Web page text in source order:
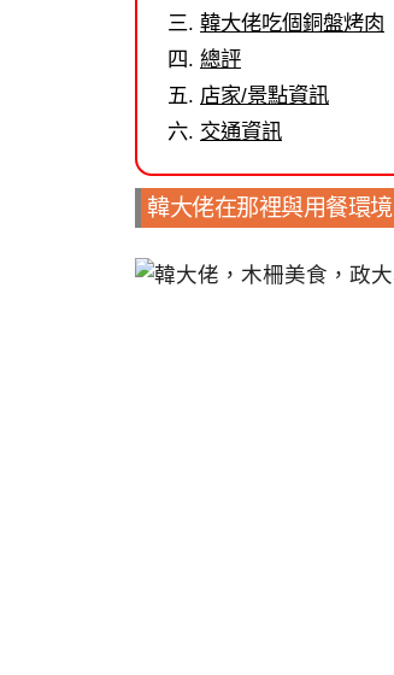
韓大佬吃個銅盤烤肉
總評
店家/景點資訊
交通資訊
韓大佬在那裡與用餐環境